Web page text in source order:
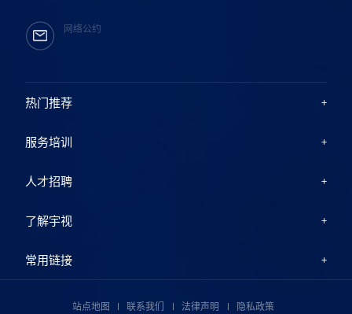
热门推荐
服务培训
人才招聘
了解宇视
常用链接
网络公约
站点地图 联系我们 法律声明 隐私政策